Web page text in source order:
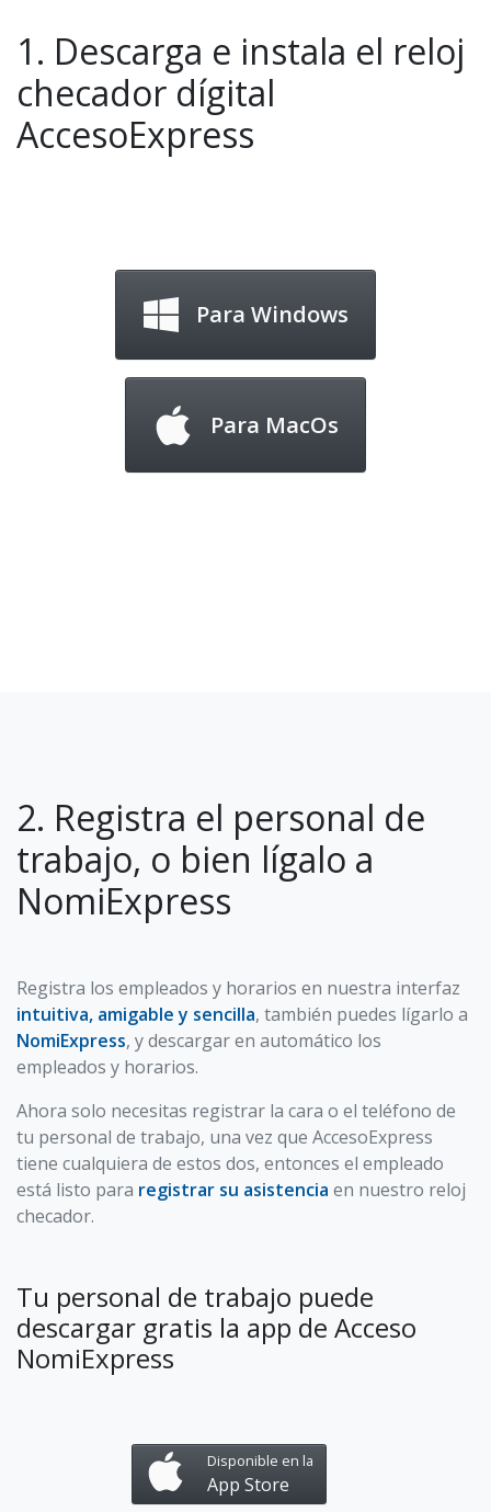
1. Descarga e instala el reloj
checador dígital
AccesoExpress
Para Windows
Para MacOs
2. Registra el personal de
trabajo, o bien lígalo a
NomiExpress
Registra los empleados y horarios en nuestra interfaz
intuitiva, amigable y sencilla, también puedes lígarlo a
NomiExpress, y descargar en automático los
empleados y horarios.
Ahora solo necesitas registrar la cara o el teléfono de
tu personal de trabajo, una vez que AccesoExpress
tiene cualquiera de estos dos, entonces el empleado
está listo para registrar su asistencia en nuestro reloj
checador.
Tu personal de trabajo puede
descargar gratis la app de Acceso
NomiExpress
Disponible en la
App Store